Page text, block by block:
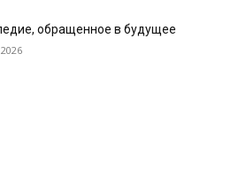
обращенное в будущее